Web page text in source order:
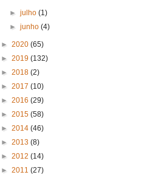
►julho(1)
►junho(4)
► 2020 (65)
► 2019 (132)
► 2018 (2)
► 2017 (10)
► 2016 (29)
► 2015 (58)
► 2014 (46)
► 2013 (8)
► 2012 (14)
► 2011 (27)